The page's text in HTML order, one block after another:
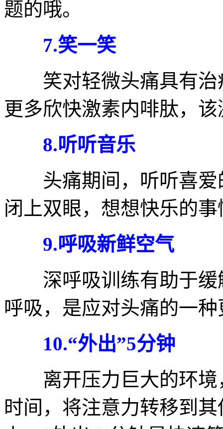
题的哦。
7.笑一笑
笑对轻微头痛具有治
更多欣快激素内啡肽，
8.听听音乐
头痛期间，听听喜爱
闭上双眼，想想快乐的
9.呼吸新鲜空气
深呼吸训练有助于缓
呼吸，是应对头痛的一
10.“外出”5分钟
离开压力巨大的环境
时间，将注意力转移到